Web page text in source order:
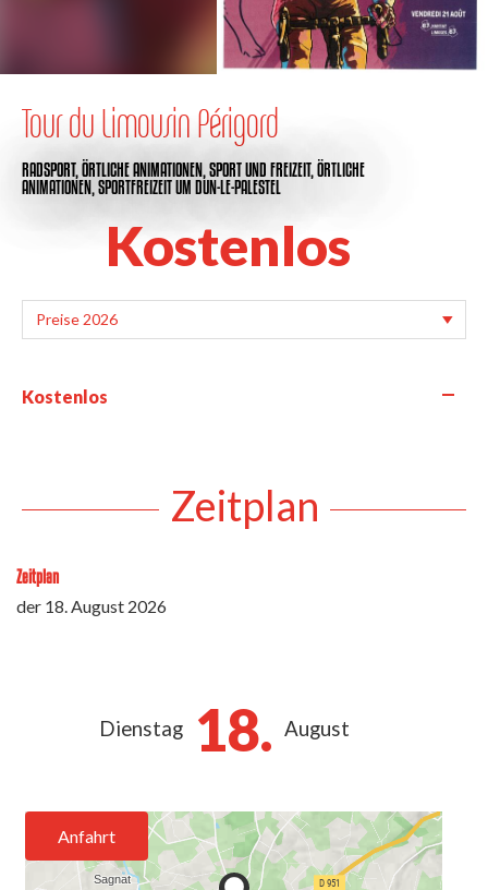
Tour du Limousin Périgord
RADSPORT,ÖRTLICHE ANIMATIONEN,SPORT UND FREIZEIT,ÖRTLICHE
ANIMATIONEN,SPORTFREIZEITUM DUN-LE-PALESTEL
Kostenlos
Kostenlos —
Zeitplan
Zeitplan
der 18. August 2026
Dienstag 18. August
Anfahrt